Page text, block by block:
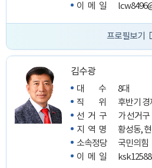
이메일
프로필보기
김수광
대수8대
직위후반기
선거구
가 선거구
지역명
황성동,
소속정당
국민의힘
이메일